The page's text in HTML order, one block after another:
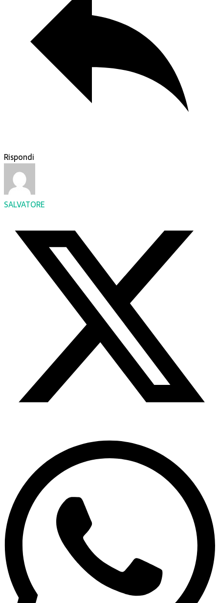
Rispondi
SALVATORE